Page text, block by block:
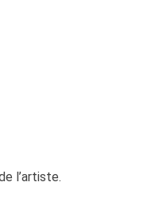
l’artiste.